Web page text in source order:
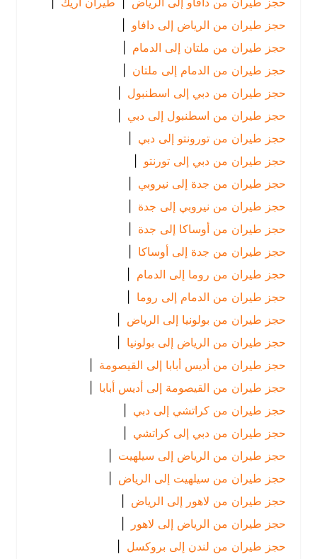
حجز طيران من الرياض إلى دافاو
|
حجز طيران من ملتان إلى الدمام
|
حجز طيران من الدمام إلى ملتان |
حجز طيران من دبي إلى اسطنبول |
حجز طيران من اسطنبول إلى دبي |
حجز طيران من تورونتو إلى دبي |
حجز طيران من دبي إلى تورنتو |
حجز طيران من جدة إلى نيروبي |
حجز طيران من نيروبي إلى جدة
حجز طيران من أوساكا إلى جدة
حجز طيران من جدة إلى أوساكا |
حجز طيران من روما إلى الدمام
|
حجز طيران من الدمام إلى روما
|
حجز طيران من بولونيا إلى الرياض
|
حجز طيران من الرياض إلى بولونيا
|
حجز طيران من أديس أبابا إلى القيصومة |
حجز طيران من القيصومة إلى أديس أبابا |
حجز طيران من كراتشي إلى دبي |
حجز طيران من دبي إلى كراتشي |
حجز طيران من الرياض إلى سيلهيت |
حجز طيران من سيلهيت إلى الرياض
|
حجز طيران من لاهور إلى الرياض
|
حجز طيران من الرياض إلى لاهور |
حجز طيران من لندن إلى بروكسل |